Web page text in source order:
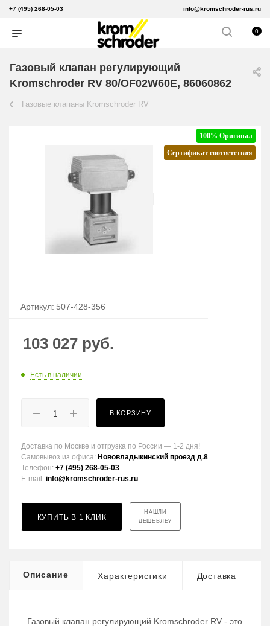
+7 (495) 268-05-03 info@kromschroder-rus.ru
0
Газовый клапан регулирующий
Kromschroder RV 80/OF02W60E, 86060862
Газовые клапаны Kromschroder RV
100% Оригинал
Сертификат соответствия
Артикул: 507-428-356
103 027 руб.
Есть в наличии
В КОРЗИНУ
Доставка по Москве и отгрузка по России — 1-2 дня!
Самовывоз из офиса: Нововладыкинский проезд д.8
Телефон: +7 (495) 268-05-03
E-mail: info@kromschroder-rus.ru
КУПИТЬ В 1 КЛИК
НАШЛИ
ДЕШЕВЛЕ?
Описание Характеристики Доставка
Газовый клапан регулирующий Kromschroder RV - это